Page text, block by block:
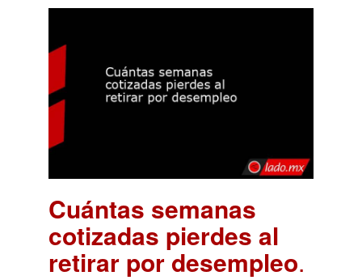
Cuántas semanas
cotizadas pierdes al
retirar por desempleo.